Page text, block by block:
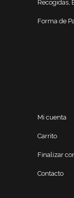
Recogidas,
Forma de
Mi cuenta
Carrito
Finalizar
Contacto